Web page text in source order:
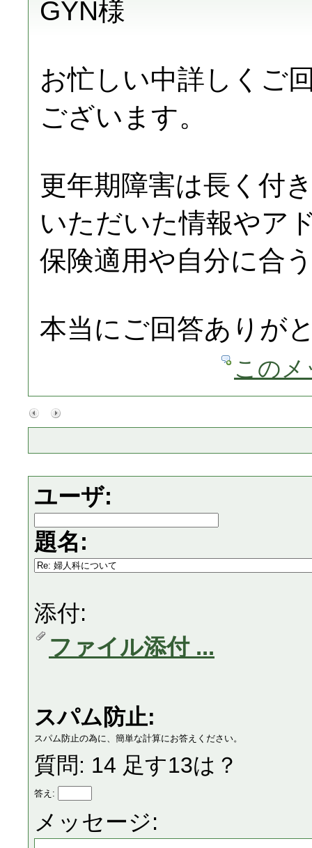
GYN様
お忙しい中詳しくご
ございます。
更年期障害は長く付
いただいた情報やア
保険適用や自分に合
本当にご回答ありが
この
ユーザ:
題名:
添付:
ファイル添付 ...
スパム防止:
スパム防止の為に、簡単な計算にお答えください。
質問: 14 足す13は？
答え:
メッセージ: